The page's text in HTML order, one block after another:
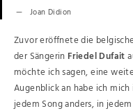
Joan Didion
Zuvor eröffnete die
der Sängerin Friedel Dufait
möchte ich sagen, eine
Augenblick an habe ich
jedem Song anders, in